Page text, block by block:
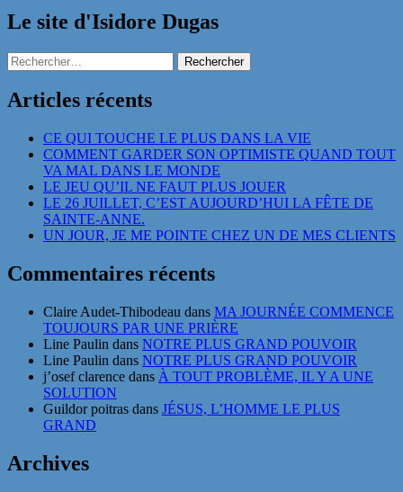
Le site d'Isidore Dugas
Rechercher :
Articles récents
CE QUI TOUCHE LE PLUS DANS LA VIE
COMMENT GARDER SON OPTIMISTE QUAND TOUT
VA MAL DANS LE MONDE
LE JEU QU’IL NE FAUT PLUS JOUER
LE 26 JUILLET, C’EST AUJOURD’HUI LA FÊTE DE
SAINTE-ANNE.
UN JOUR, JE ME POINTE CHEZ UN DE MES CLIENTS
Commentaires récents
Claire Audet-Thibodeau dans MA JOURNÉE COMMENCE
TOUJOURS PAR UNE PRIÈRE
Line Paulin dans NOTRE PLUS GRAND POUVOIR
Line Paulin dans NOTRE PLUS GRAND POUVOIR
j’osef clarence dans À TOUT PROBLÈME, IL Y A UNE
SOLUTION
Guildor poitras dans JÉSUS, L’HOMME LE PLUS
GRAND
Archives